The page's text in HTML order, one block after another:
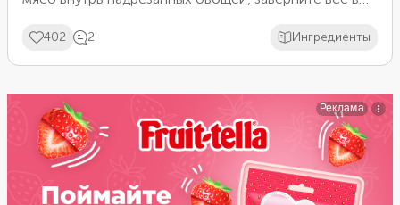
подержите мясо в готовом маринаде и добавьте в
начинку свежую зелень, чеснок и перец. Кабачок и
трав, станут очень вкусными. А мясо сохранит свои
соки и останется мягким.
402 2 Ингредиенты